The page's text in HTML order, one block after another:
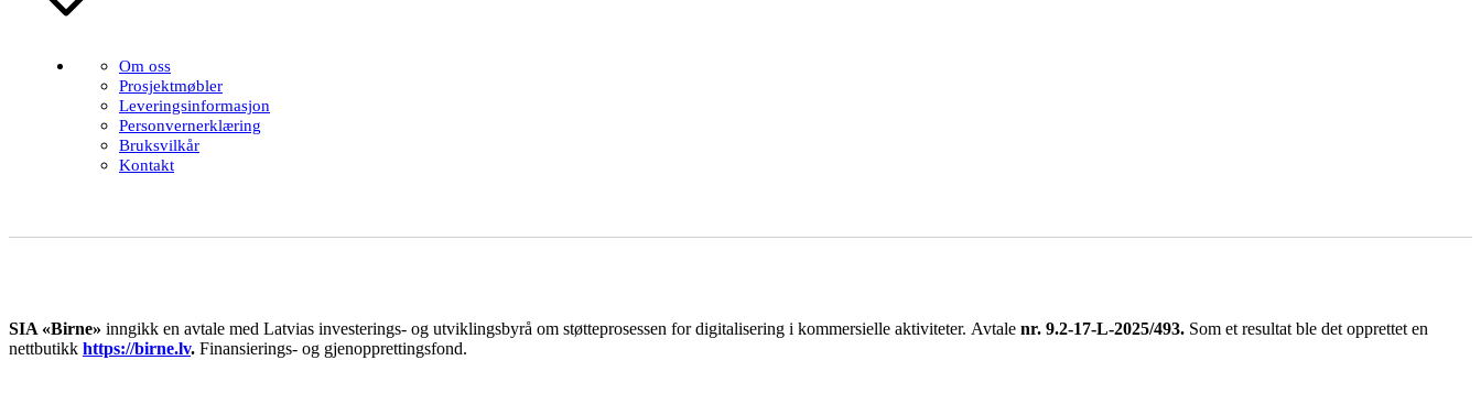
Om oss
Prosjektmøbler
Leveringsinformasjon
Personvernerklæring
Bruksvilkår
Kontakt
SIA «Birne» inngikk en avtale med Latvias investerings- og utviklingsbyrå om støtteprosessen for digitalisering i kommersielle aktiviteter. Avtale nr. 9.2-17-L-2025/493. Som et resultat ble det opprettet en
nettbutikk https://birne.lv. Finansierings- og gjenopprettingsfond.